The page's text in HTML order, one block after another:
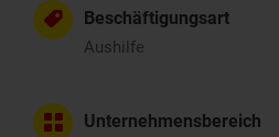
Beschäftigungsart
Aushilfe
Unternehmensbereich